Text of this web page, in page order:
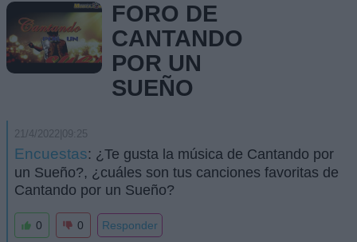
FORO DE
CANTANDO
POR UN
SUEÑO
21/4/2022|09:25
Encuestas: ¿Te gusta la música de Cantando por
un Sueño?, ¿cuáles son tus canciones favoritas de
Cantando por un Sueño?
0 0 Responder